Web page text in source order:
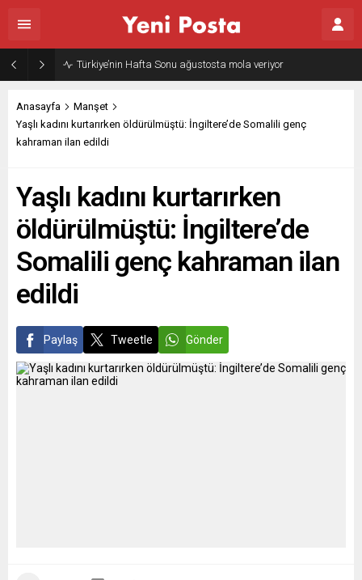
Gazze’nin geleceği: Teknokratik kontrol mü, kolonializm mi?
Anasayfa
Manşet
Yaşlı kadını kurtarırken öldürülmüştü: İngiltere’de Somalili genç
kahraman ilan edildi
Yaşlı kadını kurtarırken
öldürülmüştü: İngiltere’de
Somalili genç kahraman ilan
edildi
Paylaş Tweetle Gönder